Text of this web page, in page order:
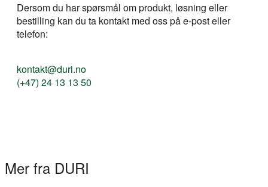
Dersom du har spørsmål om produkt, løsning eller
bestilling kan du ta kontakt med oss på e-post eller
telefon:
kontakt@duri.no
(+47) 24 13 13 50
Mer fra DURI